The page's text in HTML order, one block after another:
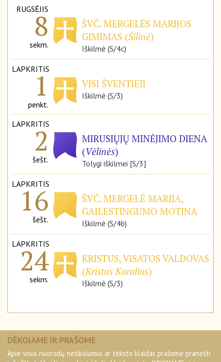
RUGSĖJIS
8
sekm.
ŠVČ. MERGELĖS MARIJOS
GIMIMAS (Šilinė)
Iškilmė (S/4c)
LAPKRITIS
1
penkt.
VISI ŠVENTIEJI
Iškilmė (S/3)
LAPKRITIS
2
šešt.
MIRUSIŲJŲ MINĖJIMO DIENA
(Vėlinės)
Tolygi iškilmei [S/3]
LAPKRITIS
16
šešt.
ŠVČ. MERGELĖ MARIJA,
GAILESTINGUMO MOTINA
Iškilmė (S/4b)
LAPKRITIS
24
sekm.
KRISTUS, VISATOS VALDOVAS
(Kristus Karalius)
Iškilmė (S/3)
DĖKOJAME IR PRAŠOME
Apie visus nuorodų netikslumus ar teksto klaidas prašome pranešti